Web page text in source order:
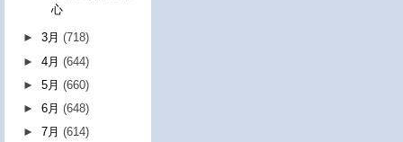
心
►3月(718)
►4月(644)
►5月(660)
►6月(648)
►7月(614)